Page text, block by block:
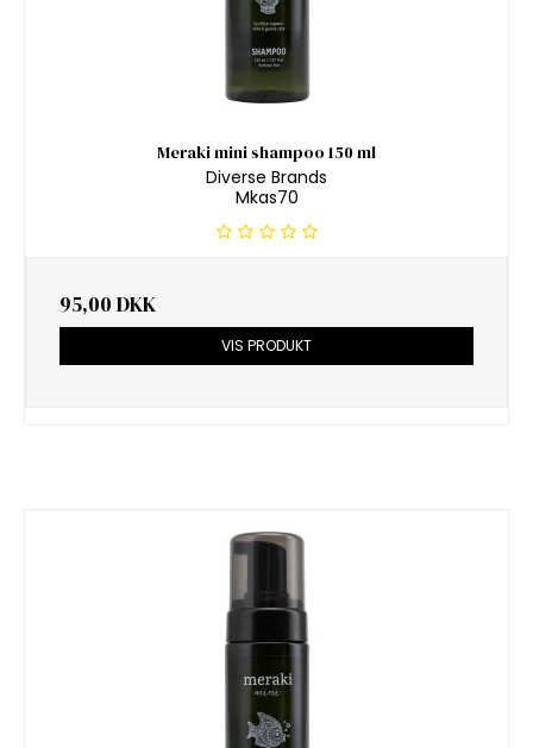
Meraki mini shampoo 150 ml
Diverse Brands
Mkas70
95,00 DKK
VIS PRODUKT